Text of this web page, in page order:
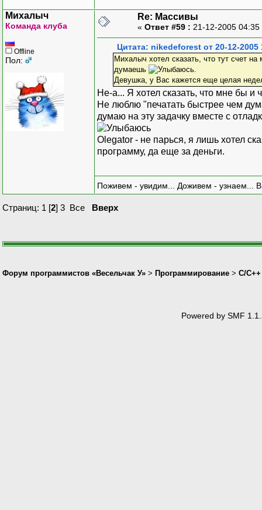
Михалыч
Команда клуба
Offline
Пол:
Re: Массивы
« Ответ #59 : 21-12-2005
Цитата: nikedeforest от 20-12-2005
Михалыч хотел сказать, что тут счет
думаешь
.
Девушка, у Вас кажется еще целая
Не-а... Я хотел сказать, что мне бы
Не люблю "печатать быстрее чем
думаю на эту задачку вместе с
Olegator - не парься, я лишь хотел
программу, да еще за деньги.
Поживем - увидим... Доживем - узнаем...
Страниц: 1 [2] 3 Все Вверх
Форум программистов «Весельчак У» > Программирование > C/C++
Powered by SMF